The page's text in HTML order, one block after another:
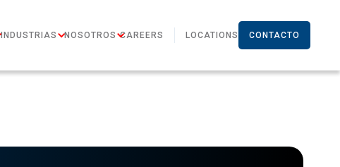
INDUSTRIAS NOSOTROS CAREERS LOCATIONS CONTACTO